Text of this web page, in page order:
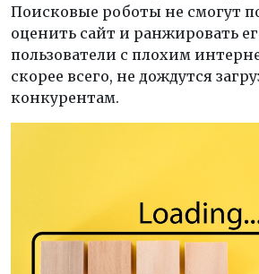
Поисковые роботы не смогут
оценить сайт и ранжировать
пользователи с плохим
скорее всего, не дождутся
конкурентам.